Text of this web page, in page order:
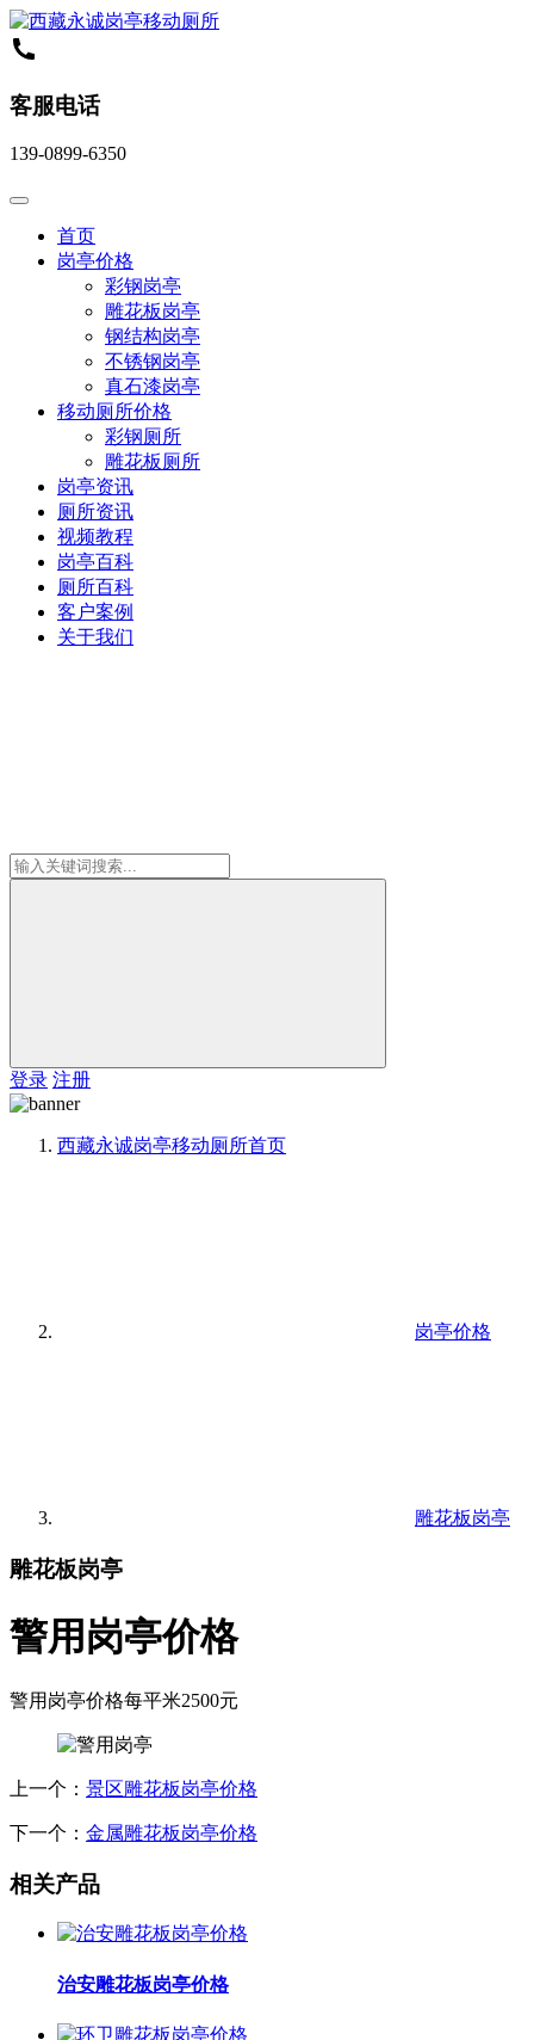
客服电话
139-0899-6350
首页
岗亭价格
彩钢岗亭
雕花板岗亭
钢结构岗亭
不锈钢岗亭
真石漆岗亭
移动厕所价格
彩钢厕所
雕花板厕所
岗亭资讯
厕所资讯
视频教程
岗亭百科
厕所百科
客户案例
关于我们
登录 注册
西藏永诚岗亭移动厕所首页
岗亭价格
雕花板岗亭
雕花板岗亭
警用岗亭价格
警用岗亭价格每平米2500元
上一个： 景区雕花板岗亭价格
下一个： 金属雕花板岗亭价格
相关产品
治安雕花板岗亭价格